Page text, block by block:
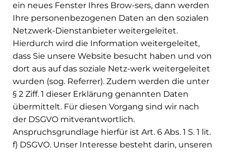
ein neues Fenster Ihres Brow-sers, dann werden
Ihre personenbezogenen Daten an den sozialen
Netzwerk-Dienstanbieter weitergeleitet.
Hierdurch wird die Information weitergeleitet,
dass Sie unsere Website besucht haben und von
dort aus auf das soziale Netz-werk weitergeleitet
wurden (sog. Referrer). Zudem werden die unter
§ 2 Ziff. 1 dieser Erklärung genannten Daten
übermittelt. Für diesen Vorgang sind wir nach
der DSGVO mitverantwortlich.
Anspruchsgrundlage hierfür ist Art. 6 Abs. 1 S. 1 lit.
f) DSGVO. Unser Interesse besteht darin, unseren